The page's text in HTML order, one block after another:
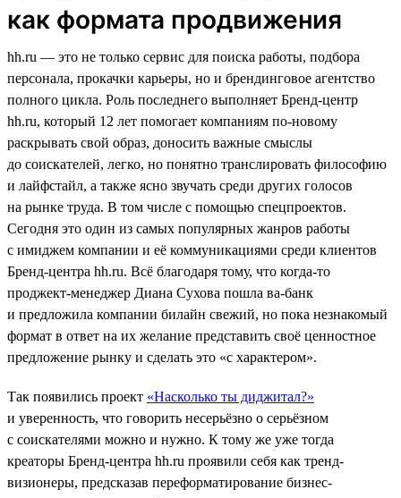
как формата продвижения
hh.ru — это не только сервис для поиска работы, подбора
персонала, прокачки карьеры, но и брендинговое агентство
полного цикла. Роль последнего выполняет Бренд-центр
hh.ru, который 12 лет помогает компаниям по-новому
раскрывать свой образ, доносить важные смыслы
до соискателей, легко, но понятно транслировать философию
и лайфстайл, а также ясно звучать среди других голосов
на рынке труда. В том числе с помощью спецпроектов.
Сегодня это один из самых популярных жанров работы
с имиджем компании и её коммуникациями среди клиентов
Бренд-центра hh.ru. Всё благодаря тому, что когда-то
проджект-менеджер Диана Сухова пошла ва-банк
и предложила компании билайн свежий, но пока незнакомый
формат в ответ на их желание представить своё ценностное
предложение рынку и сделать это «с характером».
Так появились проект «Насколько ты диджитал?»
и уверенность, что говорить несерьёзно о серьёзном
с соискателями можно и нужно. К тому же уже тогда
креаторы Бренд-центра hh.ru проявили себя как тренд-
визионеры, предсказав переформатирование бизнес-